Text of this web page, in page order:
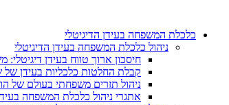
כלכלת המשפחה בעידן הדיגיטלי
ניהול כלכלת המשפחה בעידן הדיגיטלי
חיסכון ארוך טווח בעידן
קבלת החלטות כלכליות בעידן של
ניהול תזרים משפחתי בעולם של
אתגרי ניהול כלכלת המשפחה